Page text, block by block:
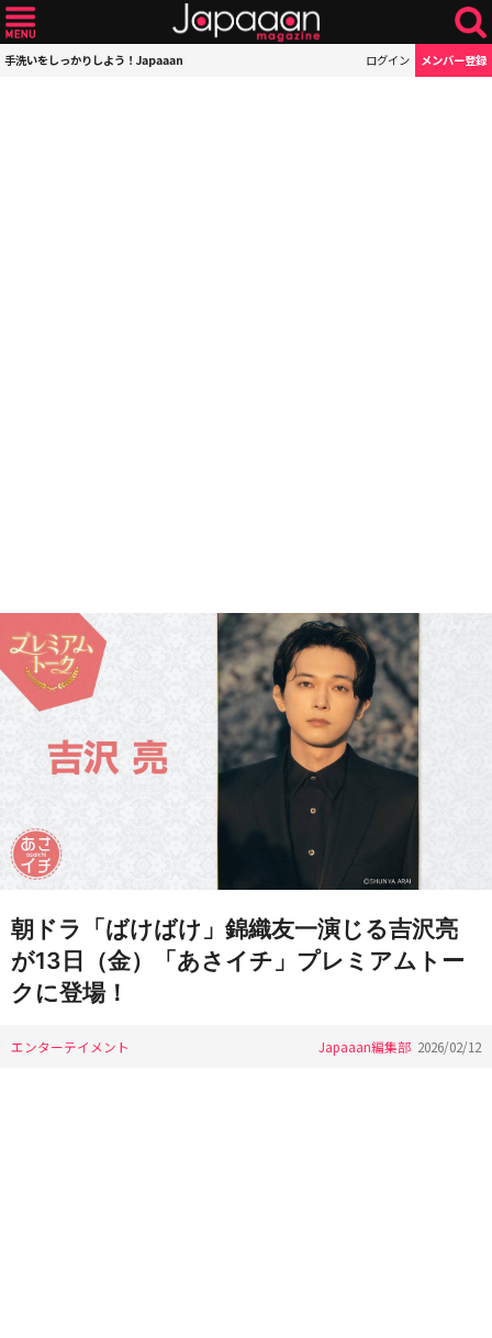
手洗いをしっかりしよう！Japaaan ログイン メンバー登録
朝ドラ「ばけばけ」錦織友一演じる吉沢亮
が13日（金）「あさイチ」プレミアムトー
クに登場！
エンターテイメント Japaaan編集部 2026/02/12